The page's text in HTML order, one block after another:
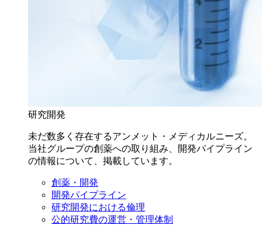
研究開発
未だ数多く存在するアンメット・メディカルニーズ。
当社グループの創薬への取り組み、開発パイプライン
の情報について、掲載しています。
創薬・開発
開発パイプライン
研究開発における倫理
公的研究費の運営・管理体制